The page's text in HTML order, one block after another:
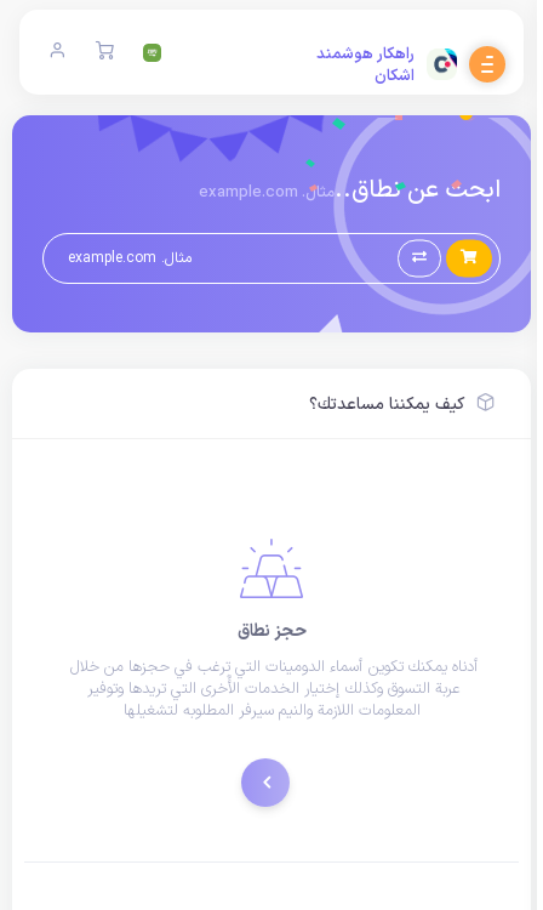
راهکار هوشمند
اشکان
ابحث عن نطاق..مثال. example.com
كيف يمكننا مساعدتك؟
حجز نطاق
أدناه يمكنك تكوين أسماء الدومينات التي ترغب في حجزها من خلال
عربة التسوق وكذلك إختيار الخدمات الأٌخرى التي تريدها وتوفير
المعلومات اللازمة والنيم سيرفر المطلوبه لتشغيلها
حجز